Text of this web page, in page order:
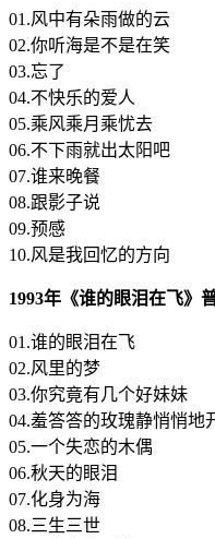
01.风中有朵雨做的云
02.你听海是不是在笑
03.忘了
04.不快乐的爱人
05.乘风乘月乘忧去
06.不下雨就出太阳吧
07.谁来晚餐
08.跟影子说
09.预感
10.风是我回忆的方向
1993年《谁的眼泪在飞》
01.谁的眼泪在飞
02.风里的梦
03.你究竟有几个好妹妹
04.羞答答的玫瑰静悄悄地
05.一个失恋的木偶
06.秋天的眼泪
07.化身为海
08.三生三世